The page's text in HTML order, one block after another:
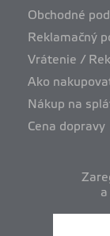
Obchodné
Reklamačný
Vrátenie /
Ako
Nákup na
Cena dopravy
a